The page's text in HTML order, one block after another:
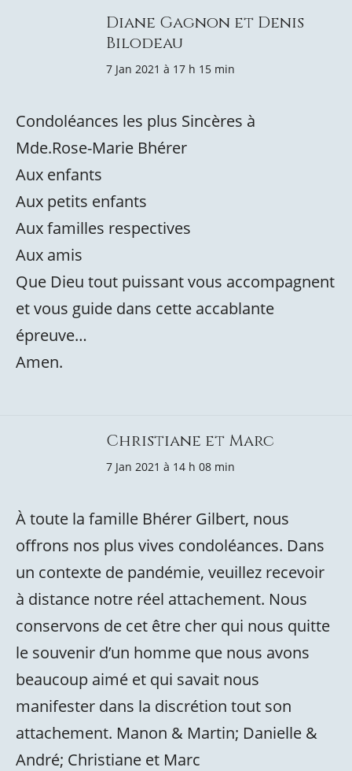
Diane Gagnon et Denis
Bilodeau
7 Jan 2021 à 17 h 15 min
Condoléances les plus Sincères à
Mde.Rose-Marie Bhérer
Aux enfants
Aux petits enfants
Aux familles respectives
Aux amis
Que Dieu tout puissant vous accompagnent
et vous guide dans cette accablante
épreuve…
Amen.
Christiane et Marc
7 Jan 2021 à 14 h 08 min
À toute la famille Bhérer Gilbert, nous
offrons nos plus vives condoléances. Dans
un contexte de pandémie, veuillez recevoir
à distance notre réel attachement. Nous
conservons de cet être cher qui nous quitte
le souvenir d’un homme que nous avons
beaucoup aimé et qui savait nous
manifester dans la discrétion tout son
attachement. Manon & Martin; Danielle &
André; Christiane et Marc